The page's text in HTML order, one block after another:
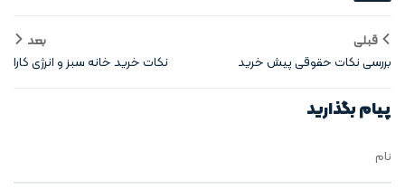
قبلی
بررسی نکات حقوقی پیش‌ خرید
آپارتمان
بعد
نکات خرید خانه سبز و انرژی‌ کارا
پیام بگذارید
نام